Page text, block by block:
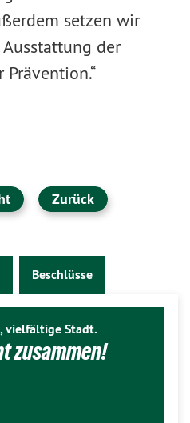
setzen wir
der
Zurück
Beschlüsse
vielfältige Stadt.
zusammen!